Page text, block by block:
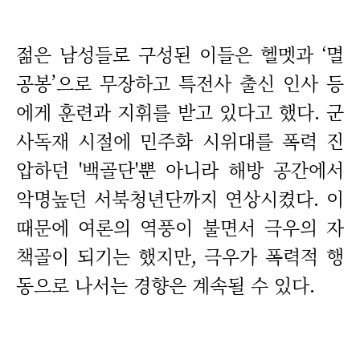
젊은 남성들로 구성된 이들은 헬멧과 ‘멸
공봉’으로 무장하고 특전사 출신 인사 등
에게 훈련과 지휘를 받고 있다고 했다. 군
사독재 시절에 민주화 시위대를 폭력 진
압하던 '백골단'뿐 아니라 해방 공간에서
악명높던 서북청년단까지 연상시켰다. 이
때문에 여론의 역풍이 불면서 극우의 자
책골이 되기는 했지만, 극우가 폭력적 행
동으로 나서는 경향은 계속될 수 있다.